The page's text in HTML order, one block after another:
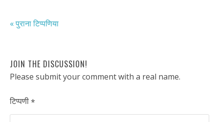
« पुराना टिप्पणिया
JOIN THE DISCUSSION!
Please submit your comment with a real name.
टिप्पणी*